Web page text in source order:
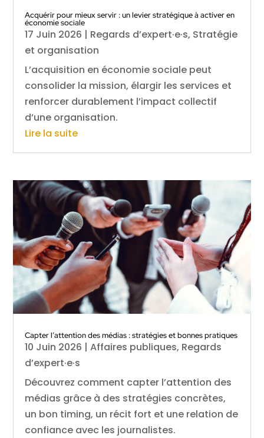
Acquérir pour mieux servir : un levier stratégique à activer en
économie sociale
17 Juin 2026 | Regards d’expert·e·s, Stratégie
et organisation
L’acquisition en économie sociale peut
consolider la mission, élargir les services et
renforcer durablement l’impact collectif
d’une organisation.
Lire la suite
Capter l’attention des médias : stratégies et bonnes pratiques
10 Juin 2026 |Affaires publiques, Regards
d’expert·e·s
Découvrez comment capter l’attention des
médias grâce à des stratégies concrètes,
un bon timing, un récit fort et une relation de
confiance avec les journalistes.